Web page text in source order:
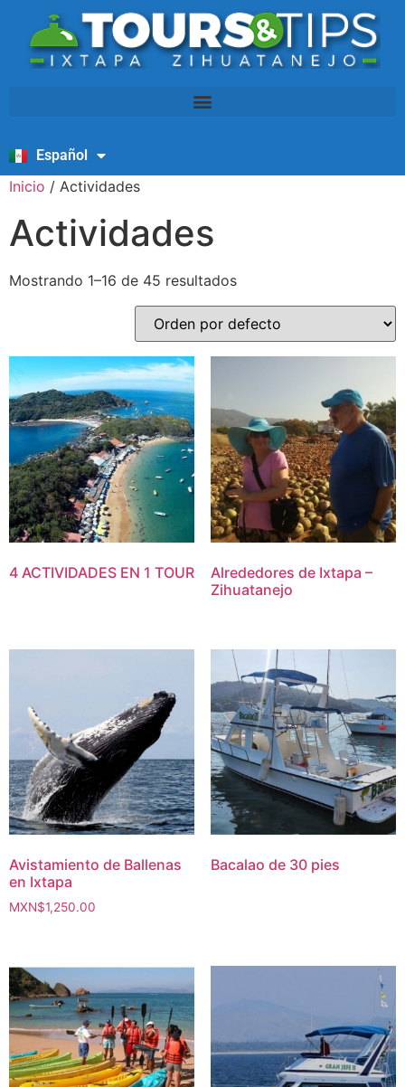
Español
English
Inicio / Actividades
Actividades
Mostrando 1–16 de 45 resultados
4 ACTIVIDADES EN 1 TOUR
Alrededores de Ixtapa –
Zihuatanejo
Avistamiento de Ballenas
en Ixtapa
MXN$1,250.00
Bacalao de 30 pies